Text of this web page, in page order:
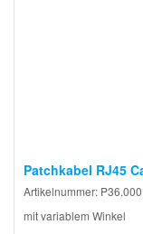
Patchkabel RJ45
Artikelnummer:
mit variablem Winkel